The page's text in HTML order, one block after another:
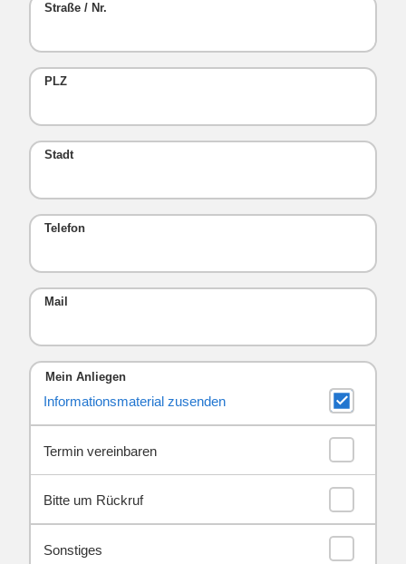
Straße / Nr.
PLZ
Stadt
Telefon
Mail
Mein Anliegen
Informationsmaterial zusenden
Termin vereinbaren
Bitte um Rückruf
Sonstiges